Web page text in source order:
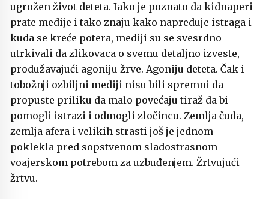
ugrožen život deteta. Iako je poznato da kidnaperi
prate medije i tako znaju kako napreduje istraga i
kuda se kreće potera, mediji su se svesrdno
utrkivali da zlikovaca o svemu detaljno izveste,
produžavajući agoniju žrve. Agoniju deteta. Čak i
tobožnji ozbiljni mediji nisu bili spremni da
propuste priliku da malo povećaju tiraž da bi
pomogli istrazi i odmogli zločincu. Zemlja čuda,
zemlja afera i velikih strasti još je jednom
poklekla pred sopstvenom sladostrasnom
voajerskom potrebom za uzbuđenjem. Žrtvujući
žrtvu.